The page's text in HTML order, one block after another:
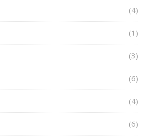
(4)
(1)
(3)
(6)
(4)
(6)